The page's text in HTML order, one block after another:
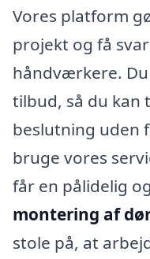
Vores platform
projekt og få
håndværkere.
tilbud, så du
beslutning uden
bruge vores
får en pålidelig
montering af
stole på, at